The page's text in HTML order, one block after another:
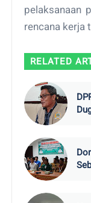
pelaksanaan
rencana kerja
RELATED